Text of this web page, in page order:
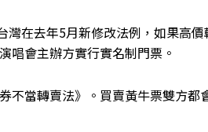
灣在去年5月新修改法例，如果高
唱會主辦方實行實名制門票。
不當轉賣法》。買賣黃牛票雙方都